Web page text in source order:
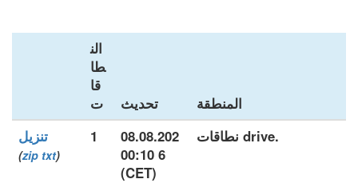
المنطقة تحديث
الن
طا
قا
ت
.drive نطاقات
08.08.202
6 00:10
(CET)
1 تنزيل
(
zip txt
)